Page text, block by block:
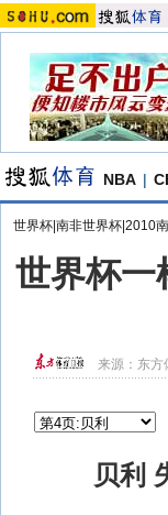
NBA |
世界杯|南非世界杯|2010
世界杯一
来源： 东方
贝利 失